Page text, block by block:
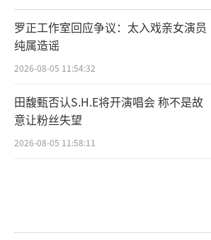
罗正工作室回应争议：太入戏亲女演员
纯属造谣
2026-08-05 11:54:32
田馥甄否认S.H.E将开演唱会 称不是故
意让粉丝失望
2026-08-05 11:58:11